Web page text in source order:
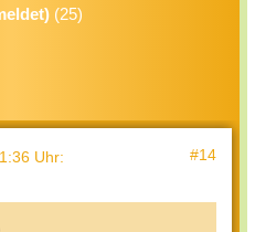
(25)
Uhr: #14